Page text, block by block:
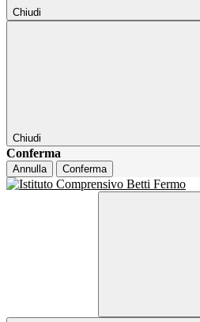
Chiudi
Chiudi
Conferma
Annulla Conferma